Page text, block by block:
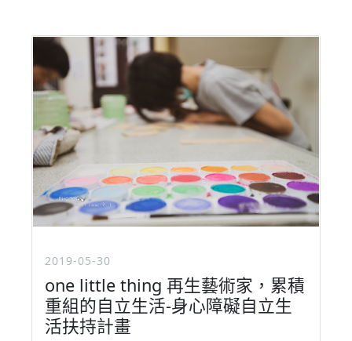
2019-05-30
one little thing 再生藝術家，累積
重組的自立生活-身心障礙自立生
活扶持計畫